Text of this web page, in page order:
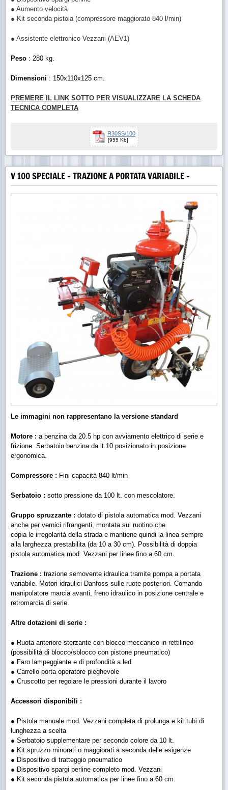
● Aumento velocità
● Kit seconda pistola (compressore maggiorato 840 l/min)
● Assistente elettronico Vezzani (AEV1)
Peso : 280 kg.
Dimensioni : 150x110x125 cm.
PREMERE IL LINK SOTTO PER VISUALIZZARE LA SCHEDA
TECNICA COMPLETA
R30SS/100
[955 Kb]
V 100 SPECIALE - TRAZIONE A PORTATA VARIABILE -
Le immagini non rappresentano la versione standard
Motore : a benzina da 20.5 hp con avviamento elettrico di serie e
frizione. Serbatoio benzina da lt.10 posizionato in posizione
ergonomica.
Compressore : Fini capacità 840 lt/min
Serbatoio : sotto pressione da 100 lt. con mescolatore.
Gruppo spruzzante : dotato di pistola automatica mod. Vezzani
anche per vernici rifrangenti, montata sul ruotino che
copia le irregolarità della strada e mantiene quindi la linea sempre
alla larghezza prestabilita (da 10 a 30 cm). Possibilità di doppia
pistola automatica mod. Vezzani per linee fino a 60 cm.
Trazione : trazione semovente idraulica tramite pompa a portata
variabile. Motori idraulici Danfoss sulle ruote posteriori. Comando
manipolatore marcia avanti, freno idraulico in posizione centrale e
retromarcia di serie.
Altre dotazioni di serie :
● Ruota anteriore sterzante con blocco meccanico in rettilineo
(possibilità di blocco/sblocco con pistone pneumatico)
● Faro lampeggiante e di profondità a led
● Carrello porta operatore pieghevole
● Cruscotto per regolare le pressioni durante il lavoro
Accessori disponibili :
● Pistola manuale mod. Vezzani completa di prolunga e kit tubi di
lunghezza a scelta
● Serbatoio supplementare per secondo colore da 10 lt.
● Kit spruzzo minorati o maggiorati a seconda delle esigenze
● Dispositivo di tratteggio pneumatico
● Dispositivo spargi perline completo mod. Vezzani
● Kit seconda pistola automatica per linee fino a 60 cm.